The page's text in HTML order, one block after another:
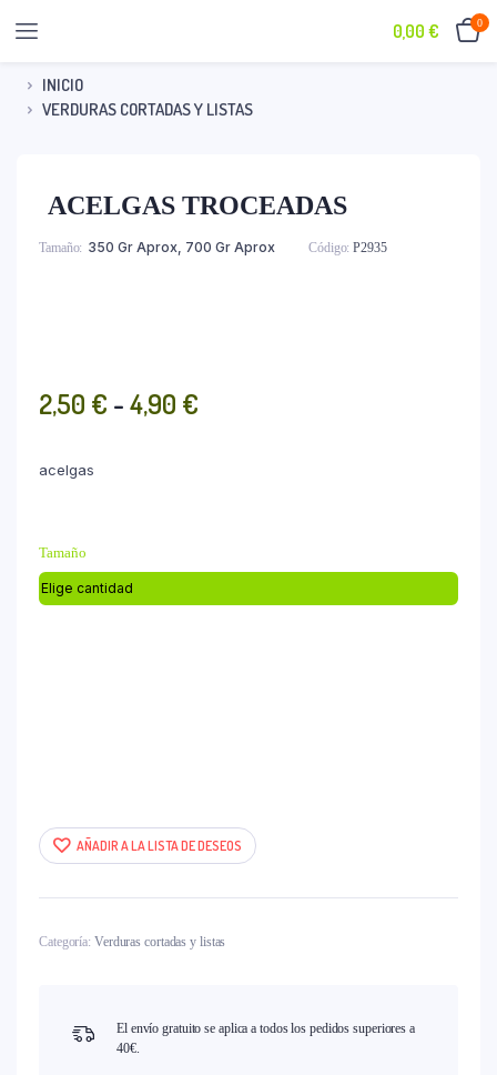
0,00€ 0
INICIO
VERDURAS CORTADAS Y LISTAS
ACELGAS TROCEADAS
Tamaño 350 Gr Aprox, 700 Gr Aprox Código: P2935
2,50 € -4,90 €
4,90 €
acelgas
Tamaño
AÑADIR A LA LISTA DE DESEOS
Categoría: Verduras cortadas y listas
El envío gratuito se aplica a todos los pedidos superiores a
40€.